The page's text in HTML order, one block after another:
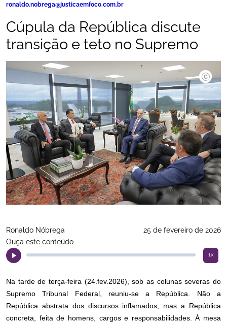
ronaldo.nobrega@justicaemfoco.com.br
Cúpula da República discute
transição e teto no Supremo
Rosinei
Ronaldo Nóbrega
25 de fevereiro de 2026
Ouça este conteúdo
1x
Na tarde de terça-feira (24.fev.2026), sob as colunas severas do
Supremo Tribunal Federal, reuniu-se a República. Não a
República abstrata dos discursos inflamados, mas a República
concreta, feita de homens, cargos e responsabilidades. À mesa